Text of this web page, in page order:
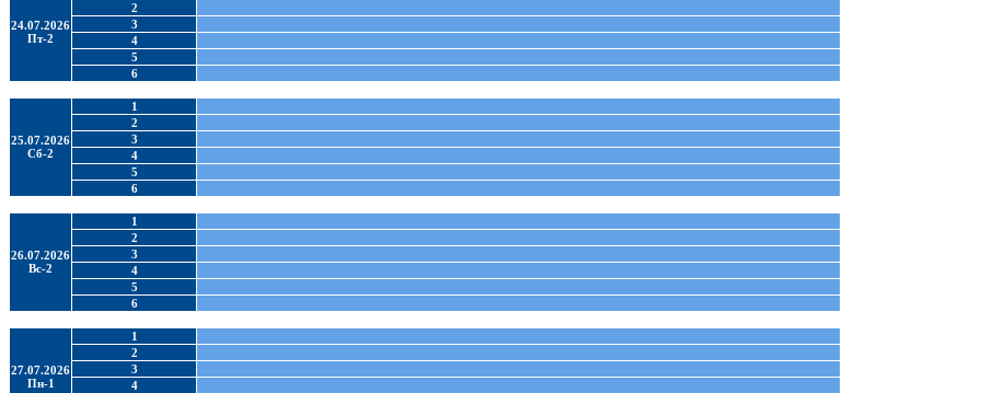
24.07.2026
Пт-2
2
3
4
5
6
25.07.2026
Сб-2
1
2
3
4
5
6
26.07.2026
Вс-2
1
2
3
4
5
6
27.07.2026
Пн-1
1
2
3
4